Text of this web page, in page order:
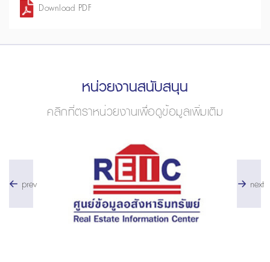
Download PDF
หน่วยงานสนับสนุน
คลิกที่ตราหน่วยงานเพื่อดูข้อมูลเพิ่มเติม
prev next